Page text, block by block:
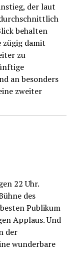
der laut
behalten
zügig damit
zu
an besonders
zweiter
22 Uhr.
des
Publikum
Applaus. Und
der
wunderbare